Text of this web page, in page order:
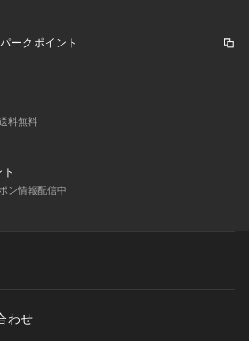
ークポイント
料無料
ン情報配信中
わせ